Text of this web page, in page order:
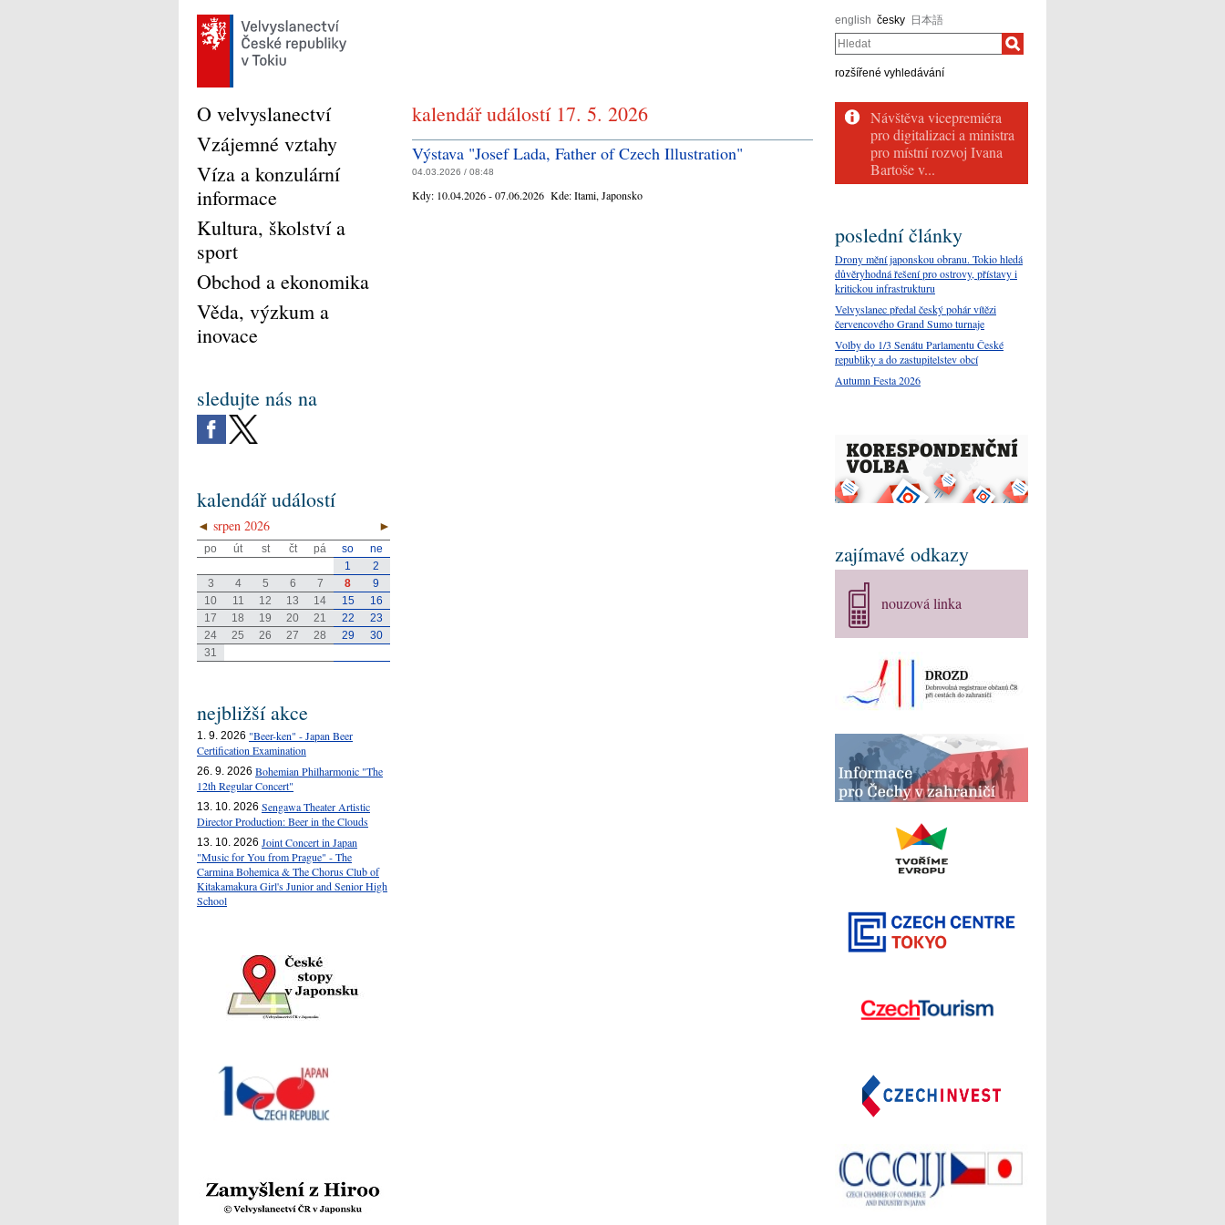
english česky 日本語
Hledat
rozšířené vyhledávání
kalendář událostí 17. 5. 2026
Výstava "Josef Lada, Father of Czech Illustration"
04.03.2026 / 08:48
Kdy: 10.04.2026 - 07.06.2026 Kde:Itami, Japonsko
O velvyslanectví
Vzájemné vztahy
Víza a konzulární
informace
Kultura, školství a
sport
Obchod a ekonomika
Věda, výzkum a
inovace
sledujte nás na
kalendář událostí
◄ ►
srpen 2026
po út st čt pá so
ne
1
2
3
4 5 6 7 8
9
10
11 12 13 14 15
16
17
18 19 20 21 22
23
24
25 26 27 28 29
30
31
nejbližší akce
1. 9. 2026 "Beer-ken" - Japan Beer
Certification Examination
26. 9. 2026 Bohemian Philharmonic "The
12th Regular Concert"
13. 10. 2026 Sengawa Theater Artistic
Director Production: Beer in the Clouds
13. 10. 2026 Joint Concert in Japan
"Music for You from Prague" - The
Carmina Bohemica & The Chorus Club of
Kitakamakura Girl's Junior and Senior High
School
Návštěva vicepremiéra
pro digitalizaci a ministra
pro místní rozvoj Ivana
Bartoše v...
poslední články
Drony mění japonskou obranu. Tokio hledá
důvěryhodná řešení pro ostrovy, přístavy i
kritickou infrastrukturu
Velvyslanec předal český pohár vítězi
červencového Grand Sumo turnaje
Volby do 1/3 Senátu Parlamentu České
republiky a do zastupitelstev obcí
Autumn Festa 2026
zajímavé odkazy
nouzová linka